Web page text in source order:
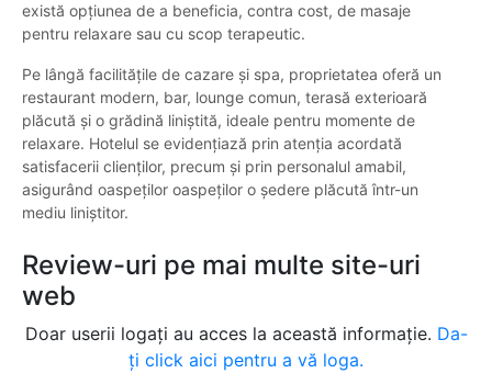
există opțiunea de a beneficia, contra cost, de masaje
pentru relaxare sau cu scop terapeutic.
Pe lângă facilitățile de cazare și spa, proprietatea oferă un
restaurant modern, bar, lounge comun, terasă exterioară
plăcută și o grădină liniștită, ideale pentru momente de
relaxare. Hotelul se evidențiază prin atenția acordată
satisfacerii clienților, precum și prin personalul amabil,
asigurând oaspeților oaspeților o ședere plăcută într-un
mediu liniștitor.
Review-uri pe mai multe site-uri
web
Doar userii logați au acces la această informație. Da-
ți click aici pentru a vă loga.